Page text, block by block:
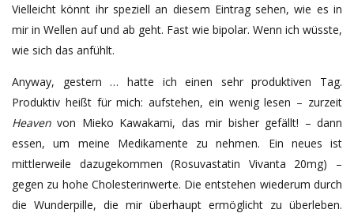
Vielleicht könnt ihr speziell an diesem Eintrag sehen, wie es in
mir in Wellen auf und ab geht. Fast wie bipolar. Wenn ich wüsste,
wie sich das anfühlt.
Anyway, gestern … hatte ich einen sehr produktiven Tag.
Produktiv heißt für mich: aufstehen, ein wenig lesen – zurzeit
Heavenvon Mieko Kawakami, das mir bisher gefällt! – dann
essen, um meine Medikamente zu nehmen. Ein neues ist
mittlerweile dazugekommen (Rosuvastatin Vivanta 20mg) –
gegen zu hohe Cholesterinwerte. Die entstehen wiederum durch
die Wunderpille, die mir überhaupt ermöglicht zu überleben.